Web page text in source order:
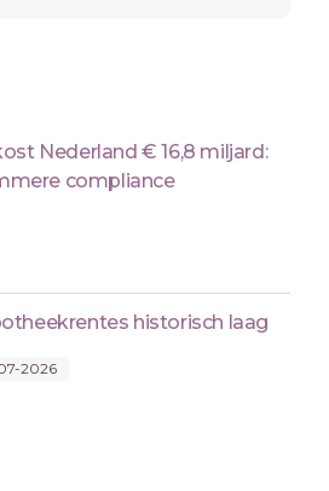
Nederland € 16,8 miljard:
compliance
historisch laag
2026